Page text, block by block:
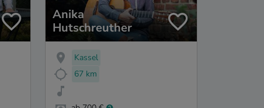
Anika
Hutschreuther
Kassel
67 km